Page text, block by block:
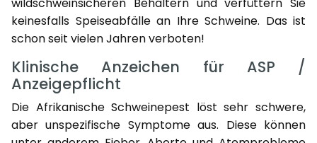
wildschweinsicheren Behältern und verfüttern Sie
keinesfalls Speiseabfälle an Ihre Schweine. Das ist
schon seit vielen Jahren verboten!
Klinische Anzeichen für ASP /
Anzeigepflicht
Die Afrikanische Schweinepest löst sehr schwere,
aber unspezifische Symptome aus. Diese können